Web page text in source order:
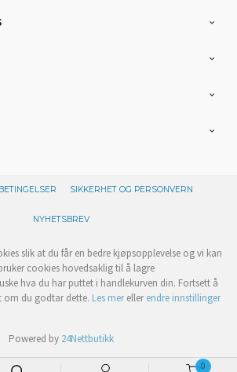
0
SIKKERHET OG PERSONVERN
NYHETSBREV
slik at du får en bedre kjøpsopplevelse og vi kan
cookies hovedsaklig til å lagre
hva du har puttet i handlekurven din. Fortsett å
om du godtar dette. Les merellerendre innstillinger
Powered by 24Nettbutikk